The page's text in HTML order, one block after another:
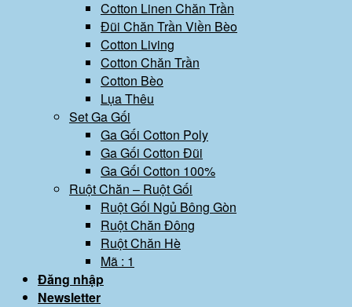
Cotton Linen Chăn Trần
Đũi Chăn Trần Viền Bèo
Cotton Living
Cotton Chăn Trần
Cotton Bèo
Lụa Thêu
Set Ga Gối
Ga Gối Cotton Poly
Ga Gối Cotton Đũi
Ga Gối Cotton 100%
Ruột Chăn – Ruột Gối
Ruột Gối Ngủ Bông Gòn
Ruột Chăn Đông
Ruột Chăn Hè
Mã : 1
Đăng nhập
Newsletter